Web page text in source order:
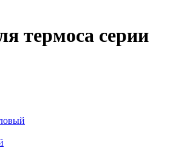
термоса серии